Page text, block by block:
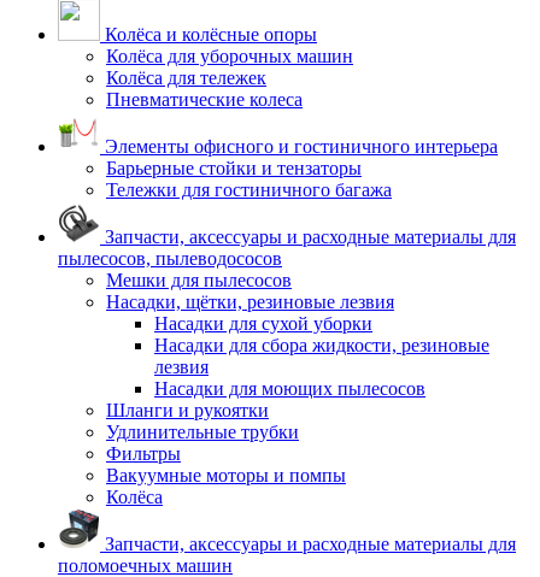
Колёса и колёсные опоры
Колёса для уборочных машин
Колёса для тележек
Пневматические колеса
Элементы офисного и гостиничного интерьера
Барьерные стойки и тензаторы
Тележки для гостиничного багажа
Запчасти, аксессуары и расходные материалы для
пылесосов, пылеводососов
Мешки для пылесосов
Насадки, щётки, резиновые лезвия
Насадки для сухой уборки
Насадки для сбора жидкости, резиновые
лезвия
Насадки для моющих пылесосов
Шланги и рукоятки
Удлинительные трубки
Фильтры
Вакуумные моторы и помпы
Колёса
Запчасти, аксессуары и расходные материалы для
поломоечных машин